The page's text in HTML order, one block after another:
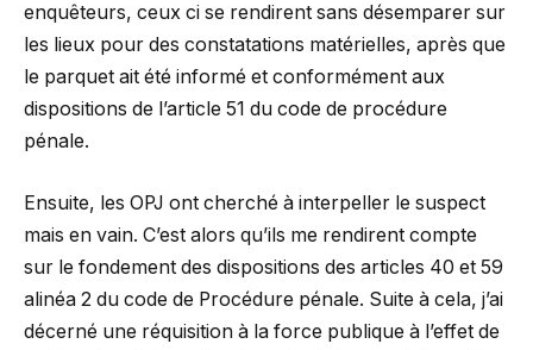
enquêteurs, ceux ci se rendirent sans désemparer sur
les lieux pour des constatations matérielles, après que
le parquet ait été informé et conformément aux
dispositions de l’article 51 du code de procédure
pénale.
Ensuite, les OPJ ont cherché à interpeller le suspect
mais en vain. C’est alors qu’ils me rendirent compte
sur le fondement des dispositions des articles 40 et 59
alinéa 2 du code de Procédure pénale. Suite à cela, j’ai
décerné une réquisition à la force publique à l’effet de